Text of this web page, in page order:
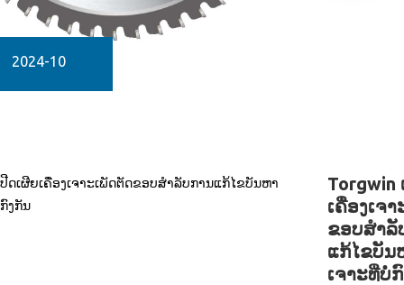
2024-10
Torgwin
ເຄື່ອງເຈ
ຂອບສໍາລັ
ແກ້ໄຂບັນ
ເຈາະທີ່ບໍ່